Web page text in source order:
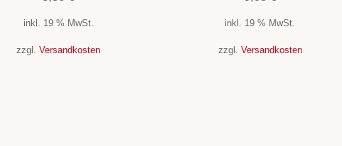
inkl. 19 % MwSt.
zzgl.Versandkosten
inkl. 19 % MwSt.
zzgl. Versandkosten